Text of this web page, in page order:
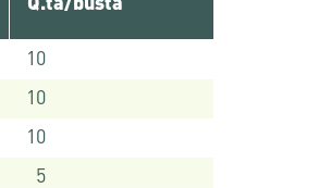
Q.tà/busta
10
10
10
5